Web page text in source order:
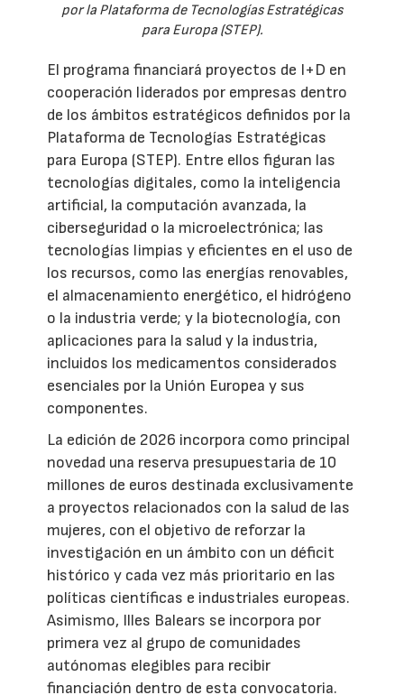
por la Plataforma de Tecnologías Estratégicas
para Europa (STEP).
El programa financiará proyectos de I+D en
cooperación liderados por empresas dentro
de los ámbitos estratégicos definidos por la
Plataforma de Tecnologías Estratégicas
para Europa (STEP). Entre ellos figuran las
tecnologías digitales, como la inteligencia
artificial, la computación avanzada, la
ciberseguridad o la microelectrónica; las
tecnologías limpias y eficientes en el uso de
los recursos, como las energías renovables,
el almacenamiento energético, el hidrógeno
o la industria verde; y la biotecnología, con
aplicaciones para la salud y la industria,
incluidos los medicamentos considerados
esenciales por la Unión Europea y sus
componentes.
La edición de 2026 incorpora como principal
novedad una reserva presupuestaria de 10
millones de euros destinada exclusivamente
a proyectos relacionados con la salud de las
mujeres, con el objetivo de reforzar la
investigación en un ámbito con un déficit
histórico y cada vez más prioritario en las
políticas científicas e industriales europeas.
Asimismo, Illes Balears se incorpora por
primera vez al grupo de comunidades
autónomas elegibles para recibir
financiación dentro de esta convocatoria.